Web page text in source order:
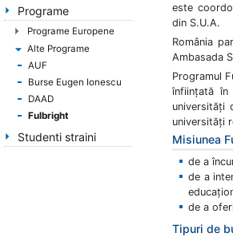
Programe
Programe Europene
Alte Programe
AUF
Burse Eugen Ionescu
DAAD
Fulbright
Studenti straini
este
din S.U.A.
România
Ambasada
Programul
înființată în
universități
universități
Misiunea
de a
de a
de a
Tipuri de